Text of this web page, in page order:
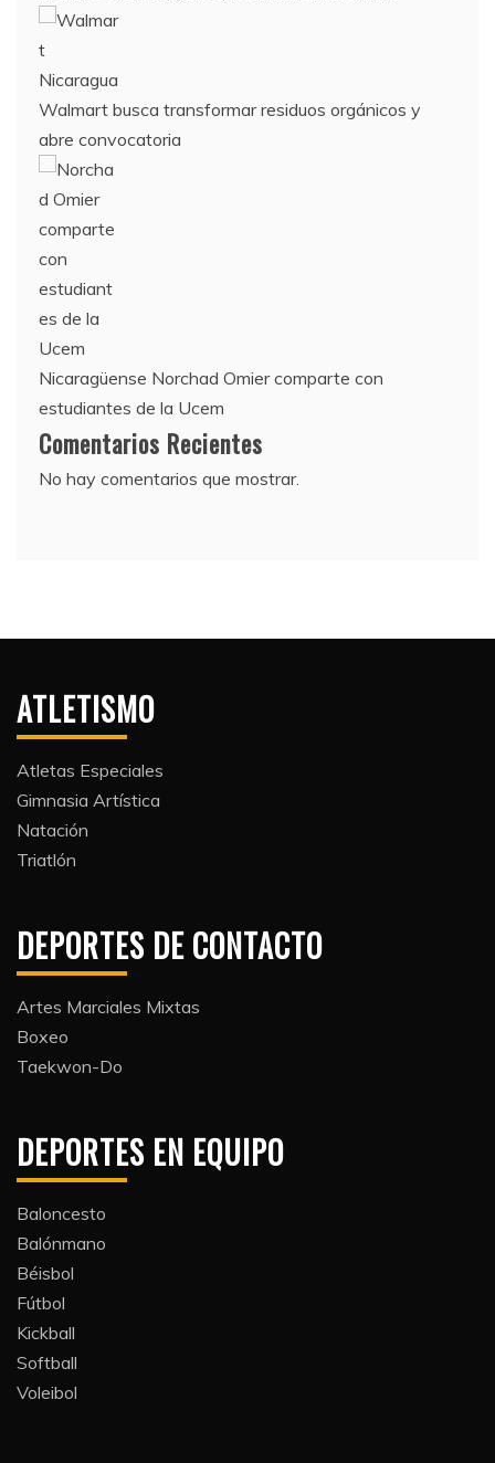
Walmart busca transformar residuos orgánicos y
abre convocatoria
Nicaragüense Norchad Omier comparte con
estudiantes de la Ucem
Comentarios Recientes
No hay comentarios que mostrar.
ATLETISMO
Atletas Especiales
Gimnasia Artística
Natación​
Triatlón​
DEPORTES DE CONTACTO
Artes Marciales Mixtas
Boxeo
Taekwon-Do
DEPORTES EN EQUIPO
Baloncesto
Balónmano
Béisbol
Fútbol
Kickball​
Softball​
Voleibol​